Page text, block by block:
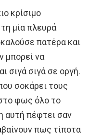
κρίσιμο
μία πλευρά
πατέρα και
μπορεί να
σιγά σιγά σε οργή.
σοκάρει τους
φως όλο το
αυτή πέφτει σαν
πως τίποτα